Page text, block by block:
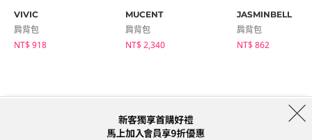
VIVIC
肩背包
NT$ 918
MUCENT
肩背包
NT$ 2,340
JASMINBELL
肩背包
NT$ 862